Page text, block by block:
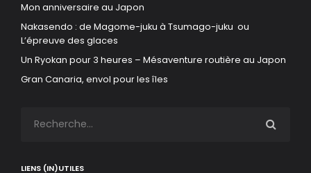
Mon anniversaire au Japon
Nakasendo : de Magome-juku à Tsumago-juku ou
L’épreuve des glaces
Un Ryokan pour 3 heures – Mésaventure routière au Japon
Gran Canaria, envol pour les îles
LIENS (IN)UTILES